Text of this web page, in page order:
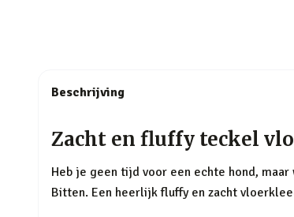
Beschrijving
Zacht en fluffy teckel
Heb je geen tijd voor een echte hond,
Bitten. Een heerlijk fluffy en zacht